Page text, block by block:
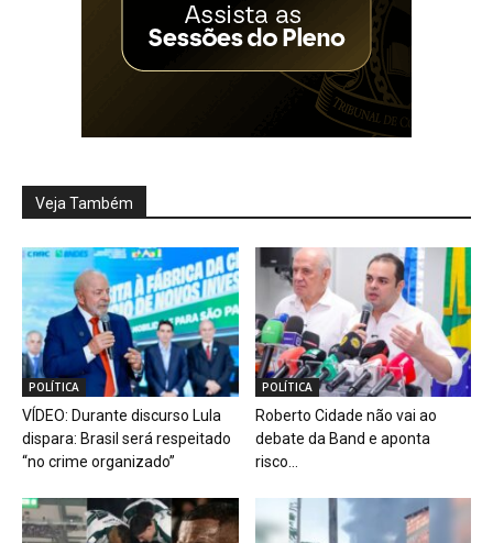
Veja Também
POLÍTICA
VÍDEO: Durante discurso Lula
dispara: Brasil será respeitado
“no crime organizado”
POLÍTICA
Roberto Cidade não vai ao
debate da Band e aponta
risco...